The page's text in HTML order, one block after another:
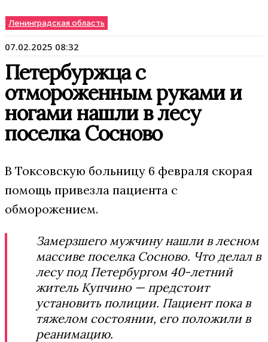
Ленинградская область
07.02.2025 08:32
Петербуржца с
отмороженным руками и
ногами нашли в лесу
поселка Сосново
В Токсовскую больницу 6 февраля скорая
помощь привезла пациента с
обморожением.
Замерзшего мужчину нашли в лесном
массиве поселка Сосново. Что делал в
лесу под Петербургом 40-летний
житель Купчино — предстоит
установить полиции. Пациент пока в
тяжелом состоянии, его положили в
реанимацию.